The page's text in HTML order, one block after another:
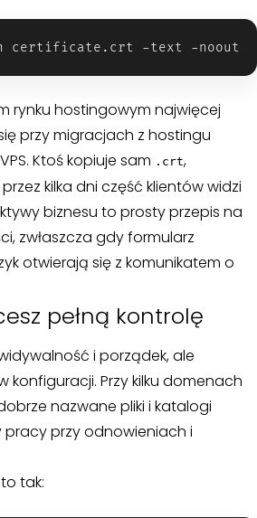
rynku hostingowym najwięcej
przy migracjach z hostingu
Ktoś kopiuje sam .crt,
kilka dni część klientów widzi
biznesu to prosty przepis na
zwłaszcza gdy formularz
otwierają się z komunikatem o
pełną kontrolę
i porządek, ale
konfiguracji. Przy kilku domenach
nazwane pliki i katalogi
przy odnowieniach i
tak: